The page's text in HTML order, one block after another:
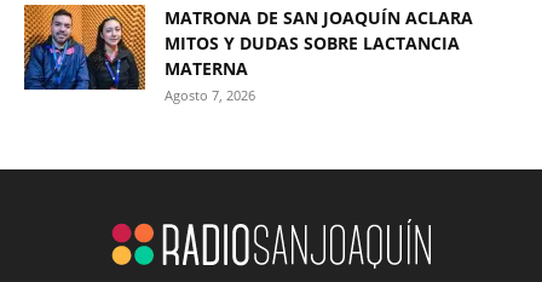
MATRONA DE SAN JOAQUÍN ACLARA
MITOS Y DUDAS SOBRE LACTANCIA
MATERNA
Agosto 7, 2026